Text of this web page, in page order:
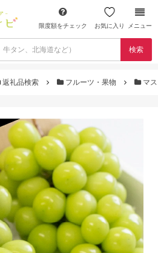
限度額をチェック お気に入り メニュー
検索
返礼品検索 フルーツ・果物 マ